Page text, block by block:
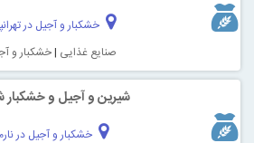
خشکبار و آجیل در
صنایع غذایی |خشکبار و
شیرین و آجیل و خشکبار
خشکبار و آجیل در